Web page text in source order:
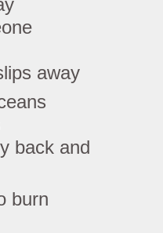
away
back and
burn